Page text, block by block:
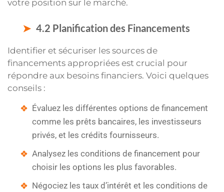
votre position sur le marché.
4.2 Planification des Financements
Identifier et sécuriser les sources de
financements appropriées est crucial pour
répondre aux besoins financiers. Voici quelques
conseils :
Évaluez les différentes options de financement
comme les prêts bancaires, les investisseurs
privés, et les crédits fournisseurs.
Analysez les conditions de financement pour
choisir les options les plus favorables.
Négociez les taux d’intérêt et les conditions de